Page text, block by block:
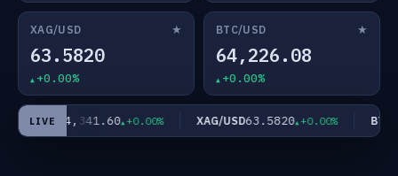
XAG/USD ★
63.5820
+0.00%
BTC/USD ★
64,226.08
+0.00%
LIVE
XAU/USD4,341.60 +0.00% XAG/USD63.5820 +0.00% BTC/